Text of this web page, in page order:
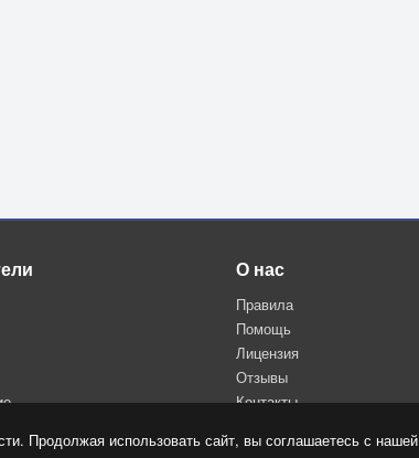
Продолжая использовать сайт, вы соглашаетесь с нашей
О нас
Правила
Помощь
Лицензия
Отзывы
Контакты